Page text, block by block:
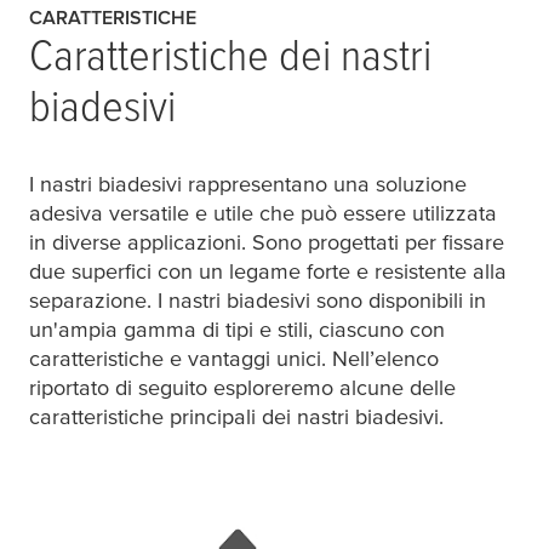
CARATTERISTICHE
Caratteristiche dei nastri
biadesivi
I nastri biadesivi rappresentano una soluzione
adesiva versatile e utile che può essere utilizzata
in diverse applicazioni. Sono progettati per fissare
due superfici con un legame forte e resistente alla
separazione. I nastri biadesivi sono disponibili in
un'ampia gamma di tipi e stili, ciascuno con
caratteristiche e vantaggi unici. Nell’elenco
riportato di seguito esploreremo alcune delle
caratteristiche principali dei nastri biadesivi.